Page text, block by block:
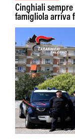
Cinghiali
famigliola arriva